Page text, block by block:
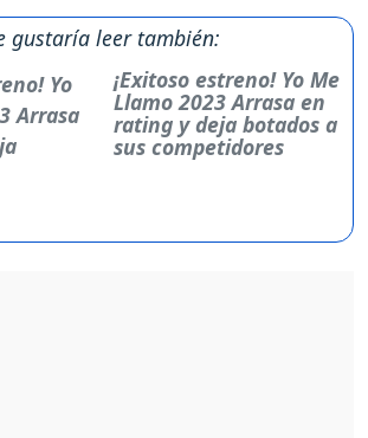
gustaría leer también:
¡Exitoso estreno! Yo Me
Llamo 2023 Arrasa en
rating y deja botados a
sus competidores